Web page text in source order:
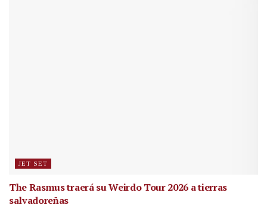
JET SET
The Rasmus traerá su Weirdo Tour 2026 a tierras
salvadoreñas